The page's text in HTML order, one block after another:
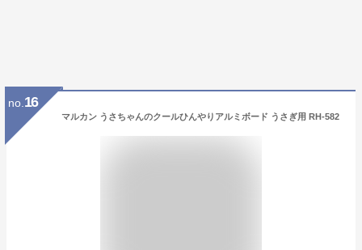
no. 16
マルカン うさちゃんのクールひんやりアルミボード うさぎ用 RH-582